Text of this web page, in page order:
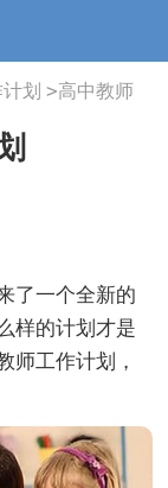
划 >高中教师
了一个全新的
样的计划才是
师工作计划，